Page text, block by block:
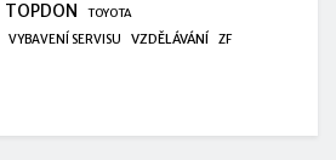
TOPDON TOYOTA
VYBAVENÍ SERVISU VZDĚLÁVÁNÍ ZF